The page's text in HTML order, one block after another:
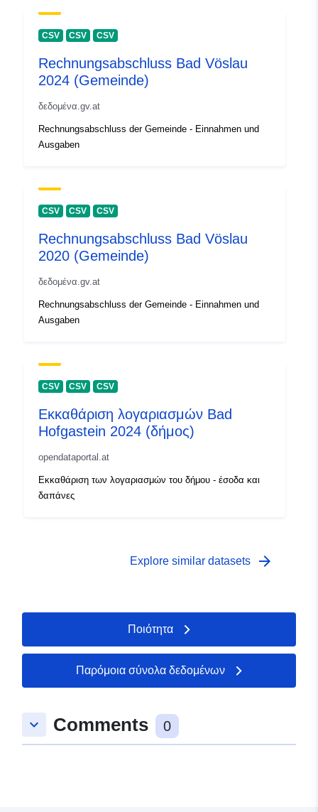
CSV CSV CSV
Rechnungsabschluss Bad Vöslau
2024 (Gemeinde)
δεδομένα.gv.at
Rechnungsabschluss der Gemeinde - Einnahmen und
Ausgaben
CSV CSV CSV
Rechnungsabschluss Bad Vöslau
2020 (Gemeinde)
δεδομένα.gv.at
Rechnungsabschluss der Gemeinde - Einnahmen und
Ausgaben
CSV CSV CSV
Εκκαθάριση λογαριασμών Bad
Hofgastein 2024 (δήμος)
opendataportal.at
Εκκαθάριση των λογαριασμών του δήμου - έσοδα και
δαπάνες
Explore similar datasets arrow_forward
Ποιότητα
Παρόμοια σύνολα δεδομένων
keyboard_arrow_down Comments 0